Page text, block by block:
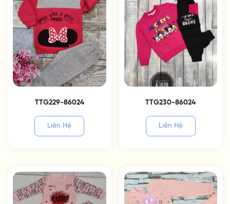
TTG229-86024
Liên Hệ
TTG230-86024
Liên Hệ